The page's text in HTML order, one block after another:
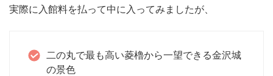
実際に入館料を払って中に入ってみましたが、
二の丸で最も高い菱櫓から一望できる金沢城
の景色